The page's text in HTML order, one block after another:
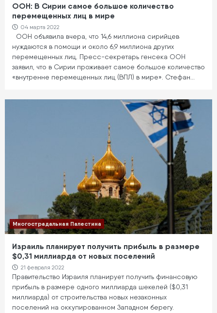
ООН: В Сирии самое большое количество
перемещенных лиц в мире
04 марта 2022
ООН объявила вчера, что 14,6 миллиона сирийцев
нуждаются в помощи и около 6,9 миллиона других
перемещенных лиц. Пресс-секретарь генсека ООН
заявил, что в Сирии проживает самое большое количество
«внутренне перемещенных лиц (ВПЛ) в мире». Стефан…
Многострадальная Палестина
Израиль планирует получить прибыль в размере
$0,31 миллиарда от новых поселений
21 февраля 2022
Правительство Израиля планирует получить финансовую
прибыль в размере одного миллиарда шекелей ($0,31
миллиарда) от строительства новых незаконных
поселений на оккупированном Западном берегу.